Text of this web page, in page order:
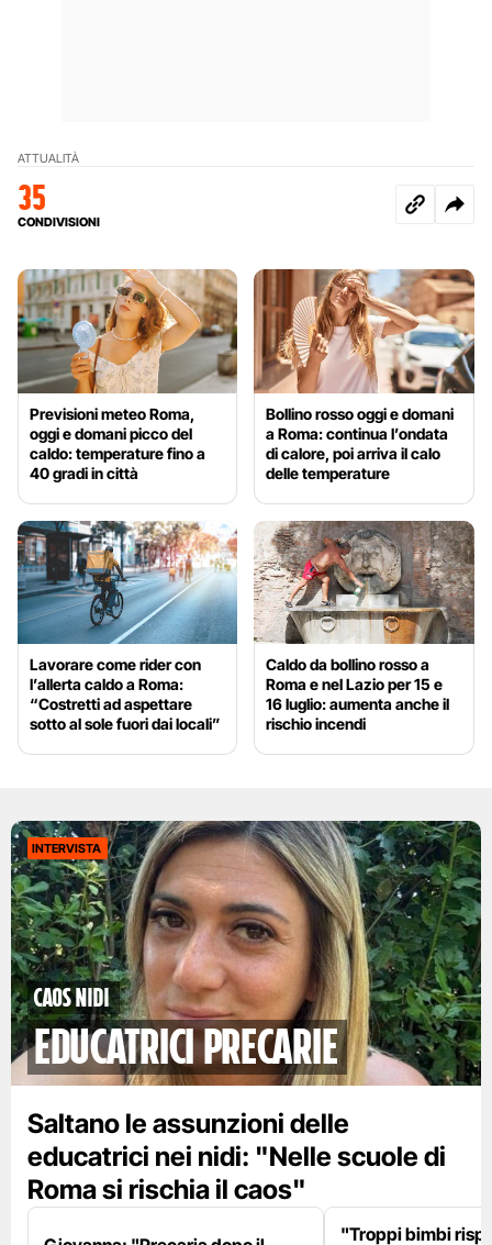
ATTUALITÀ
35
CONDIVISIONI
Previsioni meteo Roma,
oggi e domani picco del
caldo: temperature fino a
40 gradi in città
Bollino rosso oggi e domani
a Roma: continua l’ondata
di calore, poi arriva il calo
delle temperature
Lavorare come rider con
l’allerta caldo a Roma:
“Costretti ad aspettare
sotto al sole fuori dai locali”
Caldo da bollino rosso a
Roma e nel Lazio per 15 e
16 luglio: aumenta anche il
rischio incendi
INTERVISTA
Caos nidi
educatrici precarie
Saltano le assunzioni delle
educatrici nei nidi: "Nelle scuole di
Roma si rischia il caos"
"Troppi bimbi